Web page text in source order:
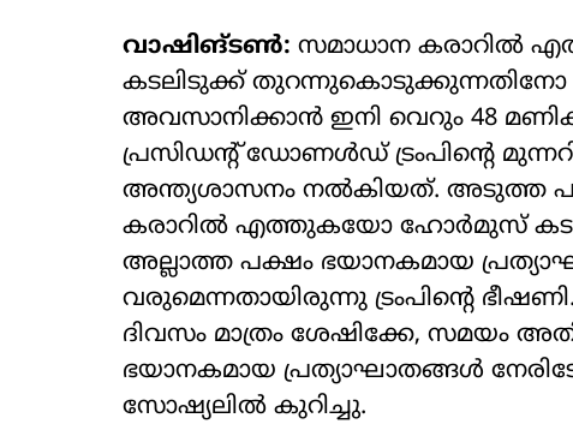
വാഷിങ്ടണ്‍: സമാധാന കരാറില്‍
കടലിടുക്ക് തുറന്നുകൊടുക്കുന്നതിനോ
അവസാനിക്കാന്‍ ഇനി വെറും 48
പ്രസിഡന്റ് ഡോണള്‍ഡ് ട്രംപിന്റെ
അന്ത്യശാസനം നല്‍കിയത്. അടുത്ത
കരാറില്‍ എത്തുകയോ ഹോര്‍മുസ്
അല്ലാത്ത പക്ഷം ഭയാനകമായ
വരുമെന്നതായിരുന്നു ട്രംപിന്റെ
ദിവസം മാത്രം ശേഷിക്കേ, സമയം
ഭയാനകമായ പ്രത്യാഘാതങ്ങള്‍
സോഷ്യലില്‍ കുറിച്ചു.